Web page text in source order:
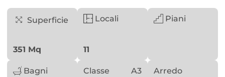
Superficie
351 Mq
Locali
11
Piani
Bagni Classe
A3
Arredo